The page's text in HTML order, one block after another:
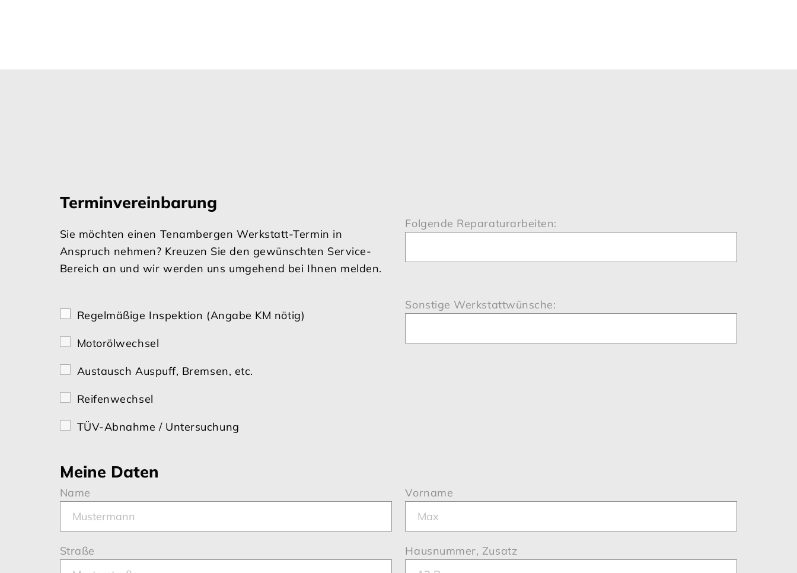
Terminvereinbarung
Sie möchten einen Tenambergen Werkstatt-Termin in
Anspruch nehmen? Kreuzen Sie den gewünschten Service-
Bereich an und wir werden uns umgehend bei Ihnen melden.
Folgende Reparaturarbeiten:
Regelmäßige Inspektion (Angabe KM nötig)
Motorölwechsel
Austausch Auspuff, Bremsen, etc.
Reifenwechsel
TÜV-Abnahme / Untersuchung
Sonstige Werkstattwünsche:
Meine Daten
Name
Straße
Vorname
Hausnummer, Zusatz